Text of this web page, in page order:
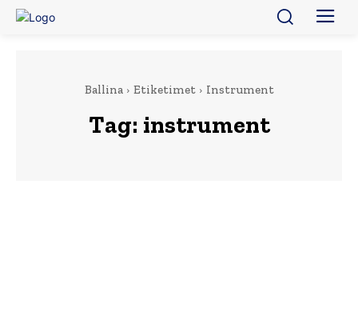
Ballina Etiketimet Instrument
Tag: instrument